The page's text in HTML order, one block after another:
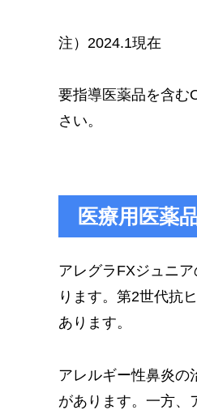
注）2024.1現在
要指導医薬品を含む
さい。
医療用医薬
アレグラFXジュニ
ります。第2世代抗
あります。
アレルギー性鼻炎の
があります。一方、